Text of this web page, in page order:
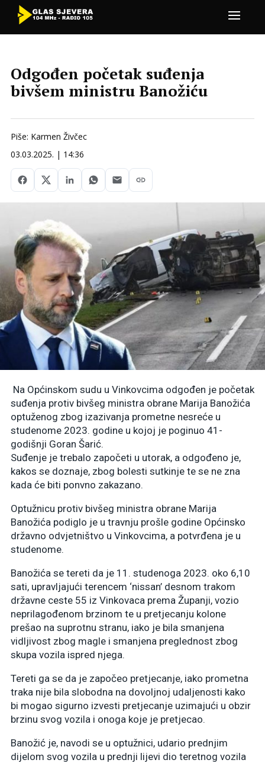
Odgođen početak suđenja
bivšem ministru Banožiću
Piše: Karmen Živčec
03.03.2025. | 14:36
Na Općinskom sudu u Vinkovcima odgođen je početak
suđenja protiv bivšeg ministra obrane Marija Banožića
optuženog zbog izazivanja prometne nesreće u
studenome 2023. godine u kojoj je poginuo 41-
godišnji Goran Šarić.
Suđenje je trebalo započeti u utorak, a odgođeno je,
kakos se doznaje, zbog bolesti sutkinje te se ne zna
kada će biti ponvno zakazano.
Optužnicu protiv bivšeg ministra obrane Marija
Banožića podiglo je u travnju prošle godine Općinsko
državno odvjetništvo u Vinkovcima, a potvrđena je u
studenome.
Banožića se tereti da je 11. studenoga 2023. oko 6,10
sati, upravljajući terencem ‘nissan’ desnom trakom
državne ceste 55 iz Vinkovaca prema Županji, vozio
neprilagođenom brzinom te u pretjecanju kolone
prešao na suprotnu stranu, iako je bila smanjena
vidljivost zbog magle i smanjena preglednost zbog
skupa vozila ispred njega.
Tereti ga se da je započeo pretjecanje, iako prometna
traka nije bila slobodna na dovoljnoj udaljenosti kako
bi mogao sigurno izvesti pretjecanje uzimajući u obzir
brzinu svog vozila i onoga koje je pretjecao.
Banožić je, navodi se u optužnici, udario prednjim
dijelom svog vozila u prednji lijevi dio teretnog vozila